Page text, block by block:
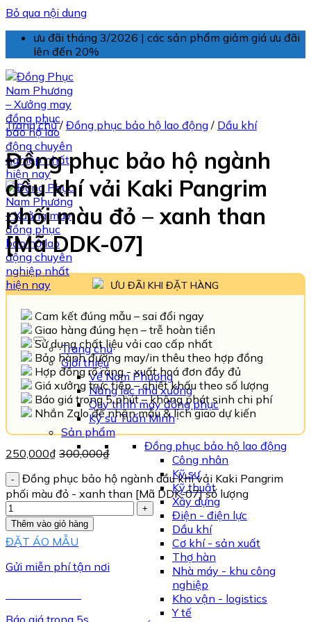
Bỏ qua nội dung
ưu đãi tháng 3/2026 | các sản phẩm giảm giá ưu đãi
lên đến 20%
Trang chủ
Giới thiệu
Về Nam Phương
Năng lực nhà xưởng
Quy trình may đồng phục
Kỹ sư Tuấn Minh
Sản phẩm
Đồng phục bảo hộ lao động
Công nhân
Kỹ sư
Kỹ thuật
Xây dựng
Điện - điện lực
Dầu khí
Cơ khí - sản xuất
Thợ hàn
Nhà máy - khu công
nghiệp
Kho vận - logistics
Y tế
Trang chủ / Đồng phục bảo hộ lao động / Dầu khí
Đồng phục bảo hộ ngành
dầu khí vải Kaki Pangrim
phối màu đỏ – xanh than
[Mã DDK-07]
ƯU ĐÃI KHI ĐẶT HÀNG
Cam kết đúng mẫu – sai đổi ngay
Giao hàng đúng hẹn – trễ hoàn tiền
Sử dụng chất liệu vải cao cấp nhất
Bảo hành đường may/in thêu theo hợp đồng
Hợp đồng rõ ràng - xuất hoá đơn đầy đủ
Giá xưởng trực tiếp – chiết khấu theo số lượng
Báo giá trong 5 phút – không phát sinh chi phí
Nhắn Zalo để nhận mẫu & lịch giao dự kiến
250,000₫ 300,000₫
Đồng phục bảo hộ ngành dầu khí vải Kaki Pangrim
phối màu đỏ - xanh than [Mã DDK-07] số lượng
Thêm vào giỏ hàng
ĐẶT ÁO MẪU
Gửi miễn phí tận nơi
Báo giá trong 5s